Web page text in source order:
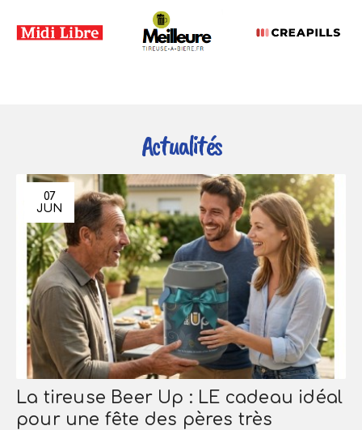
Actualités
07
JUN
La tireuse Beer Up : LE cadeau idéal
pour une fête des pères très